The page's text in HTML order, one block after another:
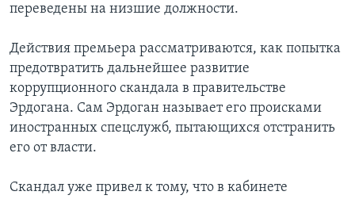
переведены на низшие должности.
Действия премьера рассматриваются, как попытка
предотвратить дальнейшее развитие
коррупционного скандала в правительстве
Эрдогана. Сам Эрдоган называет его происками
иностранных спецслужб, пытающихся отстранить
его от власти.
Скандал уже привел к тому, что в кабинете